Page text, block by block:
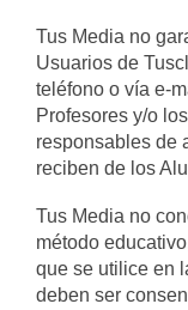
Tus Media no
Usuarios de
teléfono o vía e-
Profesores y/o
responsables de
reciben de los
Tus Media no
método
que se utilice en
deben ser